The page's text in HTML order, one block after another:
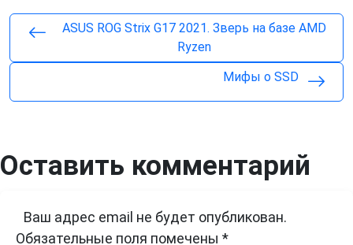
ASUS ROG Strix G17 2021. Зверь на базе AMD
Ryzen
Мифы о SSD
Оставить комментарий
Ваш адрес email не будет опубликован.
Обязательные поля помечены *